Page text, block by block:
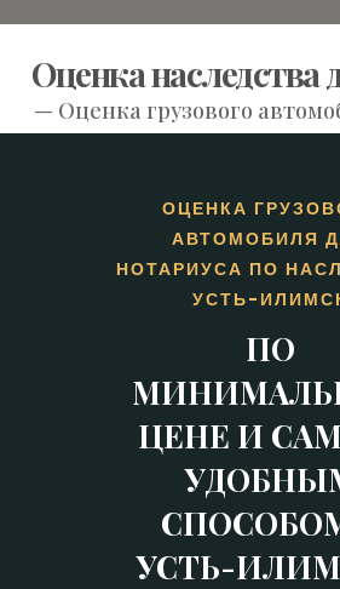
Оценка наследства
— Оценка грузового
ОЦЕНКА
АВТОМОБИЛЯ
НОТАРИУСА ПО
УСТЬ-
ПО
ЦЕНЕ И
УСТЬ-